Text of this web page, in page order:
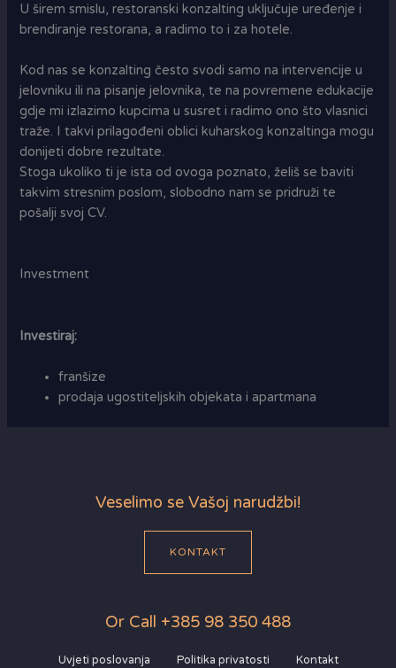
U širem smislu, restoranski konzalting uključuje uređenje i
brendiranje restorana, a radimo to i za hotele.
Kod nas se konzalting često svodi samo na intervencije u
jelovniku ili na pisanje jelovnika, te na povremene edukacije
gdje mi izlazimo kupcima u susret i radimo ono što vlasnici
traže. I takvi prilagođeni oblici kuharskog konzaltinga mogu
donijeti dobre rezultate.
Stoga ukoliko ti je ista od ovoga poznato, želiš se baviti
takvim stresnim poslom, slobodno nam se pridruži te
pošalji svoj CV.
Investment
Investiraj:
franšize
prodaja ugostiteljskih objekata i apartmana
Veselimo se Vašoj narudžbi!
KONTAKT
Or Call +385 98 350 488
Uvjeti poslovanja Politika privatosti Kontakt